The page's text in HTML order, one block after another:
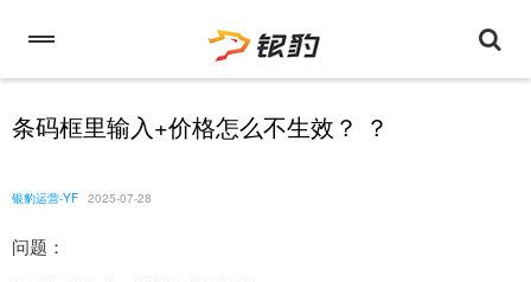
条码框里输入+价格怎么不生效？ ？
银豹运营-YF 2025-07-28
问题：